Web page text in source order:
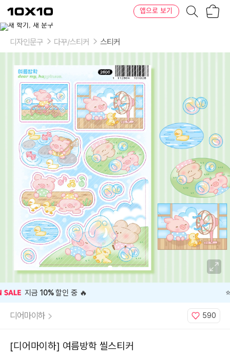
텐
바
텐
앱으로 보기
디자인문구 다꾸/스티커 스티커
⭐️ 고객 평점
디어마이하 590
[디어마이하] 여름방학 씰스티커